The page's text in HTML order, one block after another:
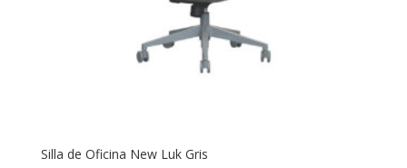
Silla de Oficina New Luk Gris